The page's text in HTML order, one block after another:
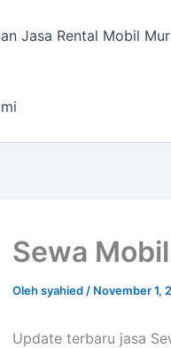
Jasa Rental Mobil
Sewa
Olehsyahied / November 1,
Update terbaru jasa